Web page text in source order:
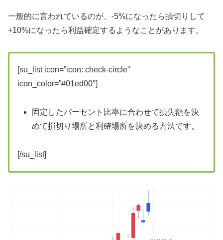
一般的に言われているのが、-5%になったら損切りして
+10%になったら利益確定するようなことがあります。
[su_list icon=”icon: check-circle”
icon_color=”#01ed00″]
固定したパーセント比率に合わせて損失額を決
めて損切り場所と利確場所を決める方法です。
[/su_list]